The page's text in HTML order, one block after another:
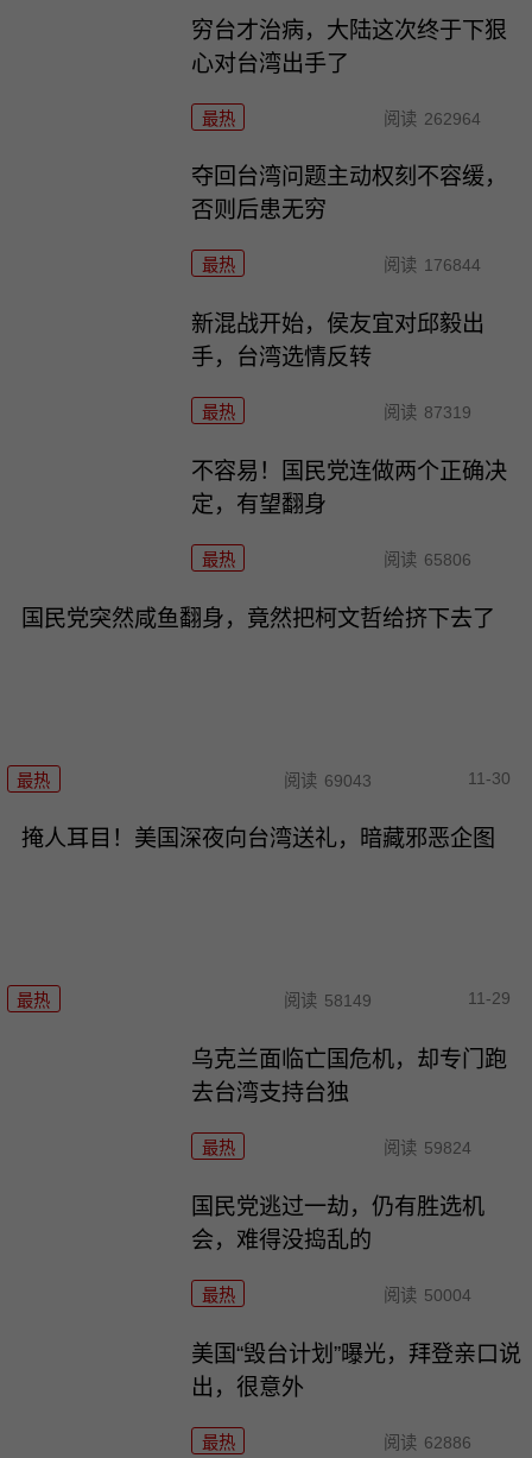
穷台才治病，大陆这次终于下狠
心对台湾出手了
最热 阅读 262964
夺回台湾问题主动权刻不容缓，
否则后患无穷
最热 阅读 176844
新混战开始，侯友宜对邱毅出
手，台湾选情反转
最热 阅读 87319
不容易！国民党连做两个正确决
定，有望翻身
最热 阅读 65806
国民党突然咸鱼翻身，竟然把柯文哲给挤下去了
最热 阅读 69043 11-30
掩人耳目！美国深夜向台湾送礼，暗藏邪恶企图
最热 阅读 58149 11-29
乌克兰面临亡国危机，却专门跑
去台湾支持台独
最热 阅读 59824
国民党逃过一劫，仍有胜选机
会，难得没捣乱的
最热 阅读 50004
美国“毁台计划”曝光，拜登亲口说
出，很意外
最热 阅读 62886